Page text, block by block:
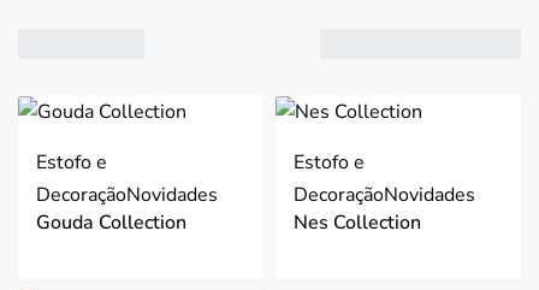
3
4
Estofo e
DecoraçãoNovidades
Gouda Collection
Estofo e
DecoraçãoNovidades
Nes Collection